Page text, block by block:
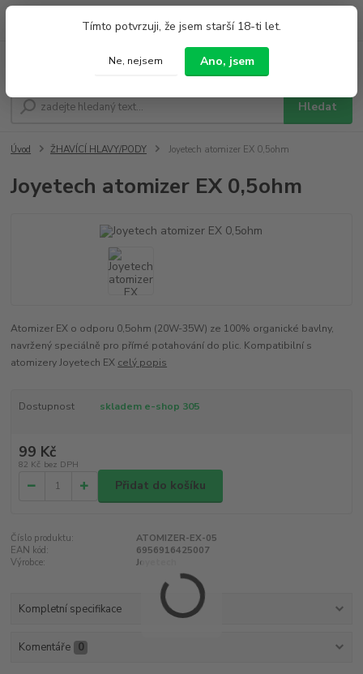
Tímto potvrzuji, že jsem starší 18-ti let.
Ne, nejsem Ano, jsem
Hledat
Po - Pá 9:00 - 19:00 So 9:00 - 14:00
Úvod ŽHAVÍCÍ HLAVY/PODY Joyetech atomizer EX 0,5ohm
Joyetech atomizer EX 0,5ohm
Atomizer EX o odporu 0,5ohm (20W-35W) ze 100% organické bavlny,
navržený speciálně pro přímé potahování do plic. Kompatibilní s
atomizery Joyetech EX celý popis
Dostupnost skladem e-shop 305
99 Kč
82 Kč bez DPH
Přidat do košíku
Číslo produktu:
ATOMIZER-EX-05
EAN kód:
6956916425007
Výrobce:
Joyetech
Kompletní specifikace
Komentáře 0